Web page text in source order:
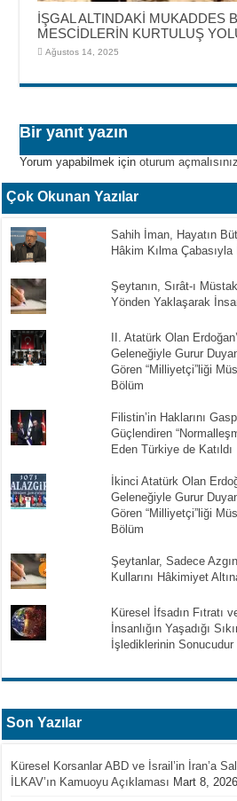
İŞGAL ALTINDAKİ MUKADDES
MESCİDLERİN KURTULUŞ
Ağustos 14, 2025
Bir yanıt yazın
Yorum yapabilmek içinoturum açmalısınız
Çok Okunan Yazılar
Sahih İman, Hayatın
Hâkim Kılma
Şeytanın, Sırât-ı
Yönden Yaklaşarak
II. Atatürk Olan
Geleneğiyle Gurur
Gören “Milliyetçi”liği
Bölüm
Filistin’in Haklarını
Güçlendiren
Eden Türkiye de Katıldı
İkinci Atatürk Olan
Geleneğiyle Gurur
Gören “Milliyetçi”liği
Bölüm
Şeytanlar, Sadece
Kullarını Hâkimiyet
Küresel İfsadın Fıtratı
İnsanlığın Yaşadığı
İşlediklerinin Sonucudur
Son Yazılar
Küresel Korsanlar ABD ve İsrail’in İran’a
İLKAV’ın Kamuoyu Açıklaması Mart 8, 2026